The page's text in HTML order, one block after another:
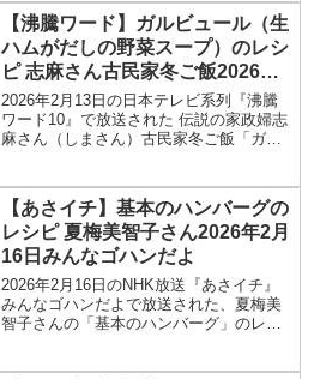
つく金曜日では「どんどん高くなる選手
権」と題して、冬に...
【沸騰ワード】ガルビュール（生
ハムがだしの野菜スープ）のレシ
ピ 志麻さん古民家冬ご飯2026年2
月13日
2026年2月13日の日本テレビ系列『沸騰
ワード10』で放送された 伝説の家政婦志
麻さん（しまさん）古民家冬ご飯「ガル
政婦志麻さんが購入した古民家改装ドキ
ュメント続編！新居...
【あさイチ】基本のハンバーグの
レシピ 夏梅美智子さん2026年2月
16日みんなゴハンだよ
2026年2月16日のNHK放送『あさイチ』
みんなゴハンだよで放送された、夏梅美
智子さんの「基本のハンバーグ」のレシ